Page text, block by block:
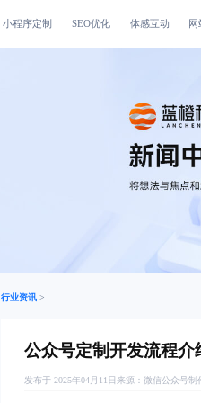
小程序定制 SEO优化 体感互动
行业资讯 >
公众号定制开发流程介
发布于 2025年04月11日来源：微信公众号制